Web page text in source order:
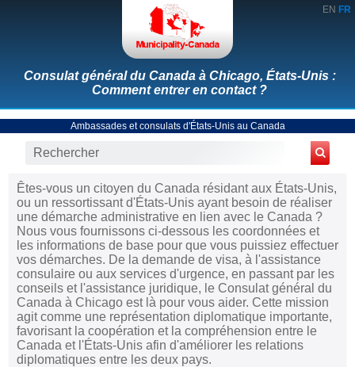
EN FR
Consulat général du Canada à Chicago, États-Unis :
Comment entrer en contact ?
Ambassades et consulats d'États-Unis au Canada
Êtes-vous un citoyen du Canada résidant aux États-Unis,
ou un ressortissant d'États-Unis ayant besoin de réaliser
une démarche administrative en lien avec le Canada ?
Nous vous fournissons ci-dessous les coordonnées et
les informations de base pour que vous puissiez effectuer
vos démarches. De la demande de visa, à l'assistance
consulaire ou aux services d'urgence, en passant par les
conseils et l'assistance juridique, le Consulat général du
Canada à Chicago est là pour vous aider. Cette mission
agit comme une représentation diplomatique importante,
favorisant la coopération et la compréhension entre le
Canada et l'États-Unis afin d'améliorer les relations
diplomatiques entre les deux pays.